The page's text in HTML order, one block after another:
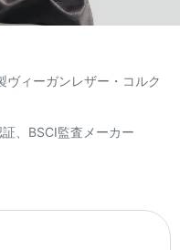
ヴィーガンレザー・コルク
、BSCI監査メーカー